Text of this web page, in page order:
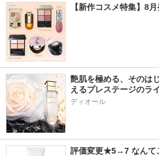
【新作コスメ特集】8
艶肌を極める、そのは
えるプレステージのラ
ディオール
評価変更★5→7 なんて